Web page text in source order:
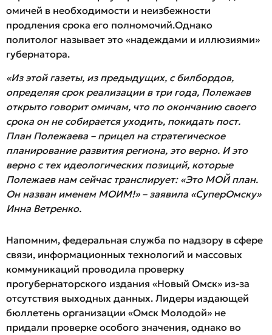
омичей в необходимости и неизбежности
продления срока его полномочий.Однако
политолог называет это «надеждами и иллюзиями»
губернатора.
«Из этой газеты, из предыдущих, с билбордов,
определяя срок реализации в три года, Полежаев
открыто говорит омичам, что по окончанию своего
срока он не собирается уходить, покидать пост.
План Полежаева – прицел на стратегическое
планирование развития региона, это верно. И это
верно с тех идеологических позиций, которые
Полежаев нам сейчас транслирует: «Это МОЙ план.
Он назван именем МОИМ!» – заявила «СуперОмску»
Инна Ветренко.
Напомним, федеральная служба по надзору в сфере
связи, информационных технологий и массовых
коммуникаций проводила проверку
прогубернаторского издания «Новый Омск» из-за
отсутствия выходных данных. Лидеры издающей
бюллетень организации «Омск Молодой» не
придали проверке особого значения, однако во